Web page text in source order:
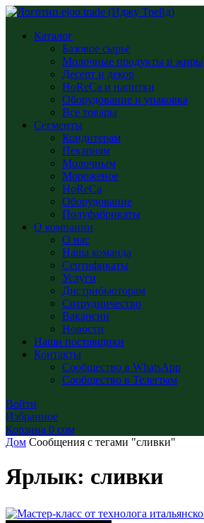
Каталог
Базовое сырьё
Молочные продукты и жиры
Десерт и декор
HoReCa и напитки
Оборудование и упаковка
Все товары
Сегменты
Кондитерам
Пекарням
Молочным
Мороженое
HoReCa
Оборудование
Полуфабрикаты
О компании
О нас
Наша команда
Сертификаты
Услуги
Дистрибьюторам
Сотрудничество
Вакансии
Новости
Наши поставщики
Контакты
Сообщество в WhatsApp
Сообщество в Телеграм
Войти
Избранное
Корзина 0 сом
Дом Сообщения с тегами "сливки"
Ярлык: сливки